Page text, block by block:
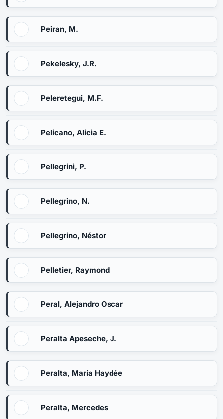
Peiran, M.
Pekelesky, J.R.
Peleretegui, M.F.
Pelicano, Alicia E.
Pellegrini, P.
Pellegrino, N.
Pellegrino, Néstor
Pelletier, Raymond
Peral, Alejandro Oscar
Peralta Apeseche, J.
Peralta, María Haydée
Peralta, Mercedes